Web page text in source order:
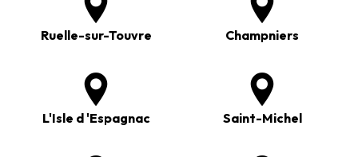
Ruelle-sur-Touvre Champniers
L'Isle d 'Espagnac Saint-Michel